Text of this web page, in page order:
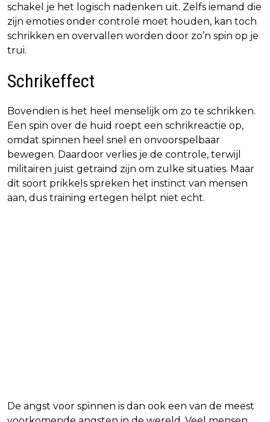
schakel je het logisch nadenken uit. Zelfs iemand die
zijn emoties onder controle moet houden, kan toch
schrikken en overvallen worden door zo’n spin op je
trui.
Schrikeffect
Bovendien is het heel menselijk om zo te schrikken.
Een spin over de huid roept een schrikreactie op,
omdat spinnen heel snel en onvoorspelbaar
bewegen. Daardoor verlies je de controle, terwijl
militairen juist getraind zijn om zulke situaties. Maar
dit soort prikkels spreken het instinct van mensen
aan, dus training ertegen helpt niet echt.
De angst voor spinnen is dan ook een van de meest